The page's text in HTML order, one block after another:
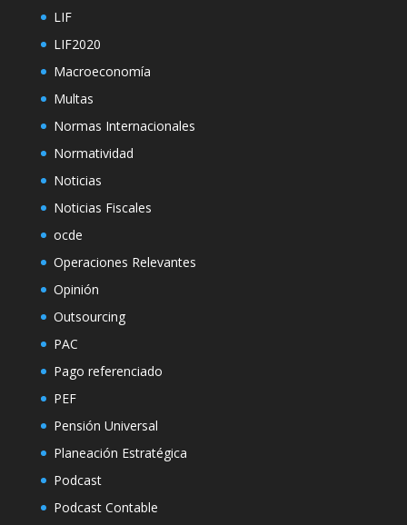
LIF
LIF2020
Macroeconomía
Multas
Normas Internacionales
Normatividad
Noticias
Noticias Fiscales
ocde
Operaciones Relevantes
Opinión
Outsourcing
PAC
Pago referenciado
PEF
Pensión Universal
Planeación Estratégica
Podcast
Podcast Contable